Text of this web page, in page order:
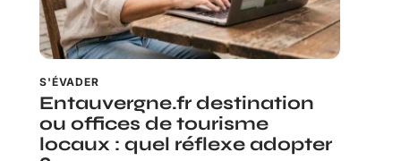
S'ÉVADER
Entauvergne.fr destination
ou offices de tourisme
locaux : quel réflexe adopter